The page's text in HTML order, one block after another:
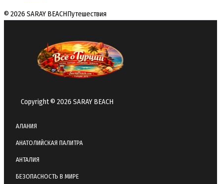
© 2026 SARAY BEACHПутешествия
Copyright © 2026 SARAY BEACH
АЛАНИЯ
АНАТОЛИЙСКАЯ ПАЛИТРА
АНТАЛИЯ
БЕЗОПАСНОСТЬ В МИРЕ